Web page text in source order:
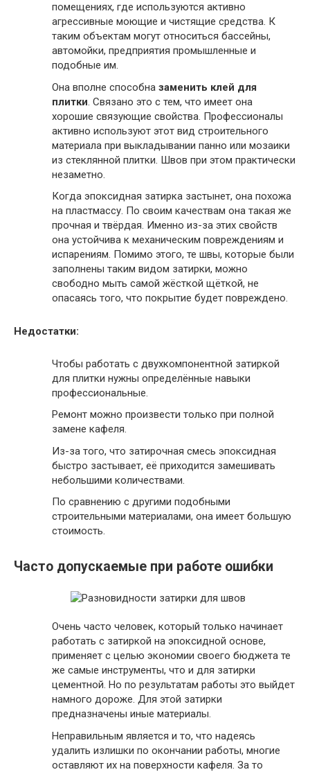
помещениях, где используются активно
агрессивные моющие и чистящие средства. К
таким объектам могут относиться бассейны,
автомойки, предприятия промышленные и
подобные им.
Она вполне способна заменить клей для
плитки. Связано это с тем, что имеет она
хорошие связующие свойства. Профессионалы
активно используют этот вид строительного
материала при выкладывании панно или мозаики
из стеклянной плитки. Швов при этом практически
незаметно.
Когда эпоксидная затирка застынет, она похожа
на пластмассу. По своим качествам она такая же
прочная и твёрдая. Именно из-за этих свойств
она устойчива к механическим повреждениям и
испарениям. Помимо этого, те швы, которые были
заполнены таким видом затирки, можно
свободно мыть самой жёсткой щёткой, не
опасаясь того, что покрытие будет повреждено.
Недостатки:
Чтобы работать с двухкомпонентной затиркой
для плитки нужны определённые навыки
профессиональные.
Ремонт можно произвести только при полной
замене кафеля.
Из-за того, что затирочная смесь эпоксидная
быстро застывает, её приходится замешивать
небольшими количествами.
По сравнению с другими подобными
строительными материалами, она имеет большую
стоимость.
Часто допускаемые при работе ошибки
Очень часто человек, который только начинает
работать с затиркой на эпоксидной основе,
применяет с целью экономии своего бюджета те
же самые инструменты, что и для затирки
цементной. Но по результатам работы это выйдет
намного дороже. Для этой затирки
предназначены иные материалы.
Неправильным является и то, что надеясь
удалить излишки по окончании работы, многие
оставляют их на поверхности кафеля. За то